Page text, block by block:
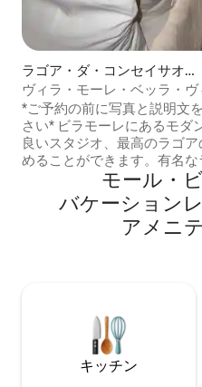
ラゴア・ダ・コンセイサオン
のマンション・アパート
ヴィラ・モーレ・ベッラ・ヴ
タジオ2 c/ビュー/ジャグジ
ー
*ご予約の前に写真と説明文
さい* ビラモーレにあるモダ
良いスタジオ、最高のラゴ
めることができます。有名
ー、食事、音楽）とプライ
ービス、サーファー）まで徒歩5
トはプライベートスタジオ
す。プライベートデジタル
水シャワー、タオル）、バル
ストは、ジャグジー＆デッキ
ュー/カフェ、ファイヤーピ
ランドリーマット、アイロン
モール・
バ⁠ケ⁠ー⁠シ⁠ョ⁠ン⁠
ア⁠メ⁠ニ⁠
キッチン